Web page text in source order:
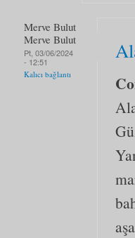
Merve Bulut
Merve Bulut
Pt, 03/06/2024
- 12:51
Kalıcı bağlantı